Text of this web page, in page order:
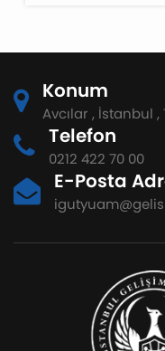
Konum
Avcılar , İstanbul
Telefon
0212 422 70 00
E-Posta